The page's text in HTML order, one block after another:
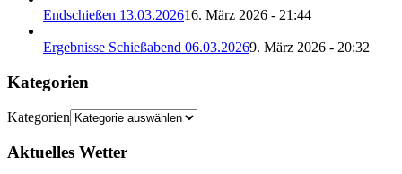
Endschießen 13.03.202616. März 2026 - 21:44
Ergebnisse Schießabend 06.03.20269. März 2026 - 20:32
Kategorien
Kategorien
Aktuelles Wetter